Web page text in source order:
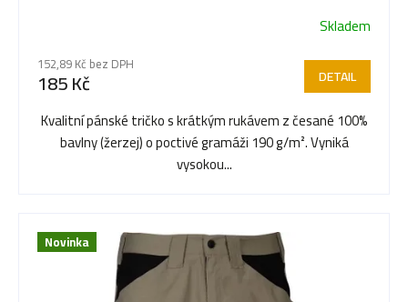
produktu
je
5,0
Skladem
152,89 Kč bez DPH
185 Kč DETAIL
Kvalitní pánské tričko s krátkým rukávem z česané 100%
bavlny (žerzej) o poctivé gramáži 190 g/m². Vyniká
vysokou...
Novinka